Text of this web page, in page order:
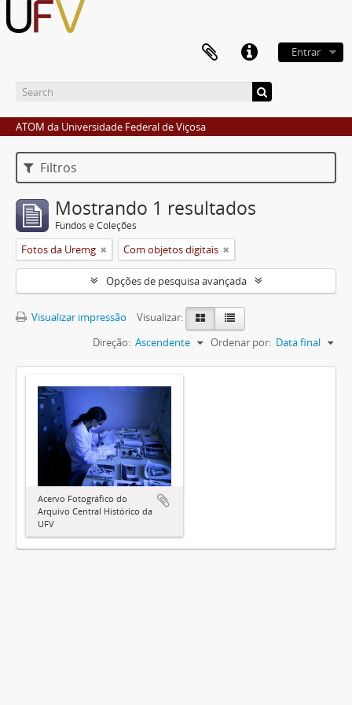
Entrar
ATOM da Universidade Federal de Viçosa
Filtros
Mostrando 1 resultados
Fundos e Coleções
Fotos da Uremg Com objetos digitais
Opções de pesquisa avançada
Visualizar impressão
Visualizar:
Ordenar por: Data final
Direção: Ascendente
Acervo Fotográfico do
Arquivo Central Histórico da
UFV